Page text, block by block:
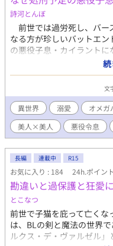
詩河とんぼ
前世では過労死し、バー
なる方が珍しいバットエ
の悪役子息・カイラント
嫌だし、知識を付けてそ
いいな……と思っていたの
から猛アプローチを受け文
異世界 溺愛 オメガ
美人×美人
悪役令息
長編 連載中 R15
お気に入り : 184 24h.ポイン
勘違いと過保護と狂愛
とこなつ
前世で子猫を庇って亡く
は、BLの剣と魔法の世界
ルクス・デ・ヴァルゼル